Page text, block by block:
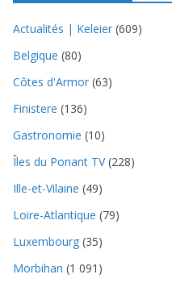
Actualités | Keleier (609)
Belgique (80)
Côtes d'Armor (63)
Finistere (136)
Gastronomie (10)
Îles du Ponant TV(228)
Ille-et-Vilaine (49)
Loire-Atlantique (79)
Luxembourg (35)
Morbihan (1 091)